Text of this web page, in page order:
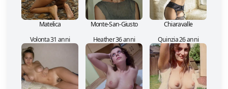
Matelica Monte-San-Giusto
Chiaravalle
Volonta 31 anni
Heather 36 anni Quinzia 26 anni